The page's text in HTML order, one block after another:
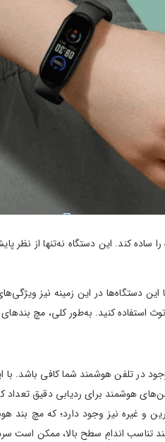
کند. این دستگاه نه‌تنها از
دستگاه‌ها در این زمینه نیز
استفاده کنید. به‌طور کلی، مچ
در تلفن هوشمند شما کافی
هوشمند برای ردیابی دقیق
و غیره نیز وجود دارد؛ که مچ بند
تناسب اندامِ سطح بالا، ممکن است